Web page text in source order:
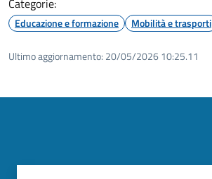
Educazione e formazione Mobilità e trasporti
Ultimo aggiornamento: 20/05/2026 10:25.11